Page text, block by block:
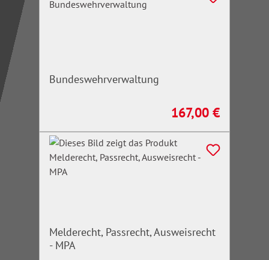
Bundeswehrverwaltung
Regulärer Preis:
167,00 €
Melderecht, Passrecht, Ausweisrecht
- MPA